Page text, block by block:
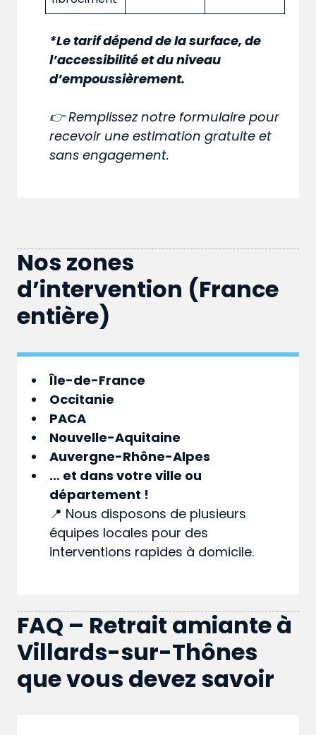
*Le tarif dépend de la surface, de
l’accessibilité et du niveau
d’empoussièrement.
👉 Remplissez notre formulaire pour
recevoir une estimation gratuite et
sans engagement.
Nos zones
d’intervention (France
entière)
Île-de-France
Occitanie
PACA
Nouvelle-Aquitaine
Auvergne-Rhône-Alpes
… et dans votreville ou
département !
📍 Nous disposons de plusieurs
équipes locales pour des
interventions rapides à domicile.
FAQ – Retrait amiante à
Villards-sur-Thônes
que vous devez savoir